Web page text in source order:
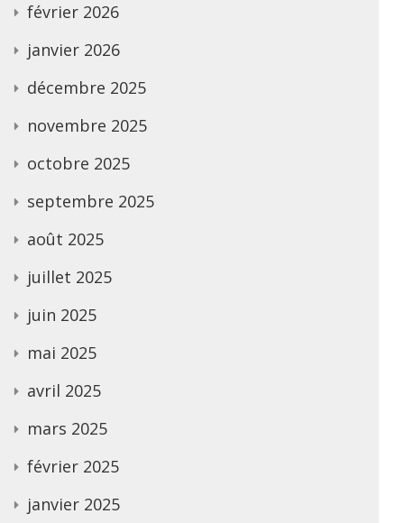
février 2026
janvier 2026
décembre 2025
novembre 2025
octobre 2025
septembre 2025
août 2025
juillet 2025
juin 2025
mai 2025
avril 2025
mars 2025
février 2025
janvier 2025